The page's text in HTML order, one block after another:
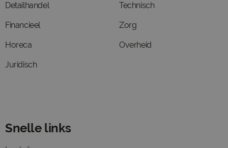
Detailhandel
Financieel
Horeca
Juridisch
Technisch
Zorg
Overheid
Snelle links